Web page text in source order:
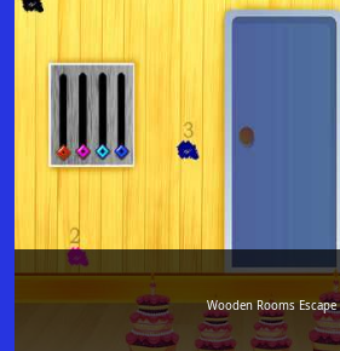
Wooden Rooms Escape